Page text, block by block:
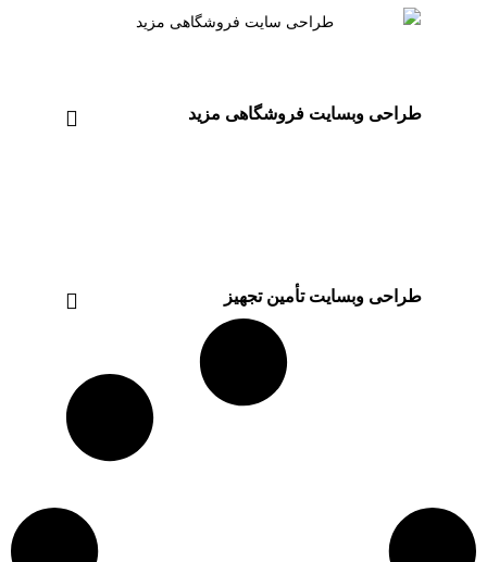
طراحی وبسایت فروشگاهی مزید
طراحی وبسایت تأمین تجهیز